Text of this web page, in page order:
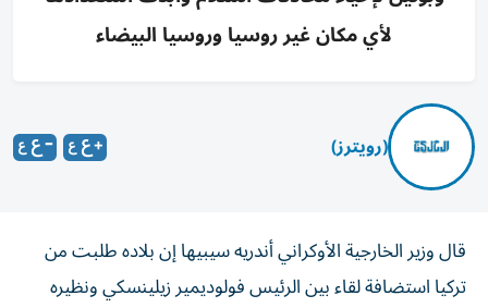
لأي مكان غير روسيا وروسيا البيضاء
(رويترز)
قال وزير الخارجية الأوكراني ‌أندريه سيبيها إن بلاده ​طلبت ⁠من
تركيا ‌استضافة لقاء ‌بين الرئيس فولوديمير زيلينسكي ونظيره